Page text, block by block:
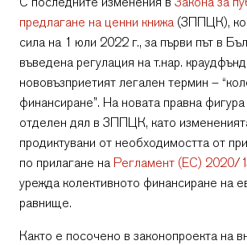
предлагане на ценни книжа(ЗППЦК),
сила на 1 юли 2022 г., за първи път в
въведена регулация на т.нар.
нововъзприетият легален термин –
финансиране”. На новата правна
отделен дял в ЗППЦК, като
продиктувани от необходимостта от
по прилагане наРегламент (ЕС) 2020/
урежда колективното финансиране на
равнище.
Както е посочено в законопроекта на